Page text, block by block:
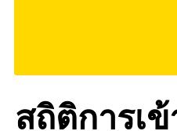
สถิติการเ